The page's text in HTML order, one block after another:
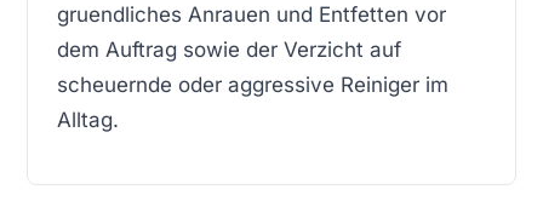
gruendliches Anrauen und Entfetten vor
dem Auftrag sowie der Verzicht auf
scheuernde oder aggressive Reiniger im
Alltag.